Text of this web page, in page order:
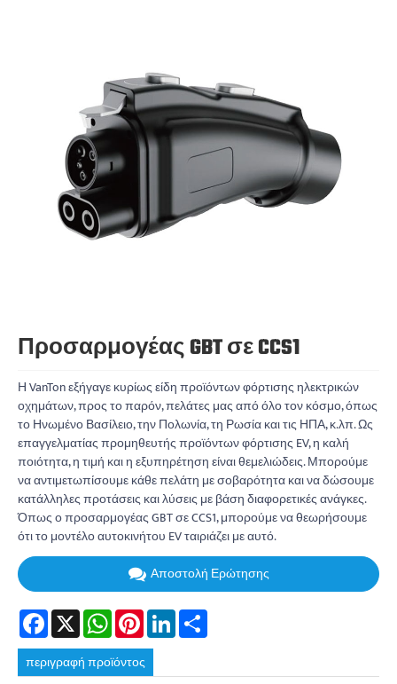
Προσαρμογέας GBT σε CCS1
Η VanTon εξήγαγε κυρίως είδη προϊόντων φόρτισης ηλεκτρικών
οχημάτων, προς το παρόν, πελάτες μας από όλο τον κόσμο, όπως
το Ηνωμένο Βασίλειο, την Πολωνία, τη Ρωσία και τις ΗΠΑ, κ.λπ. Ως
επαγγελματίας προμηθευτής προϊόντων φόρτισης EV, η καλή
ποιότητα, η τιμή και η εξυπηρέτηση είναι θεμελιώδεις. Μπορούμε
να αντιμετωπίσουμε κάθε πελάτη με σοβαρότητα και να δώσουμε
κατάλληλες προτάσεις και λύσεις με βάση διαφορετικές ανάγκες.
Όπως ο προσαρμογέας GBT σε CCS1, μπορούμε να θεωρήσουμε
ότι το μοντέλο αυτοκινήτου EV ταιριάζει με αυτό.
Αποστολή Ερώτησης
Facebook
X WhatsAppPinterestLinkedIn
περιγραφή προϊόντος